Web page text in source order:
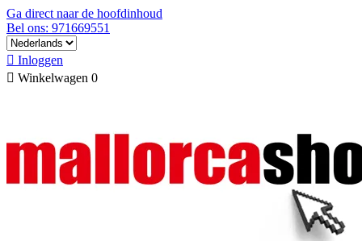
Ga direct naar de hoofdinhoud
Bel ons: 971669551
 Inloggen
 Winkelwagen 0